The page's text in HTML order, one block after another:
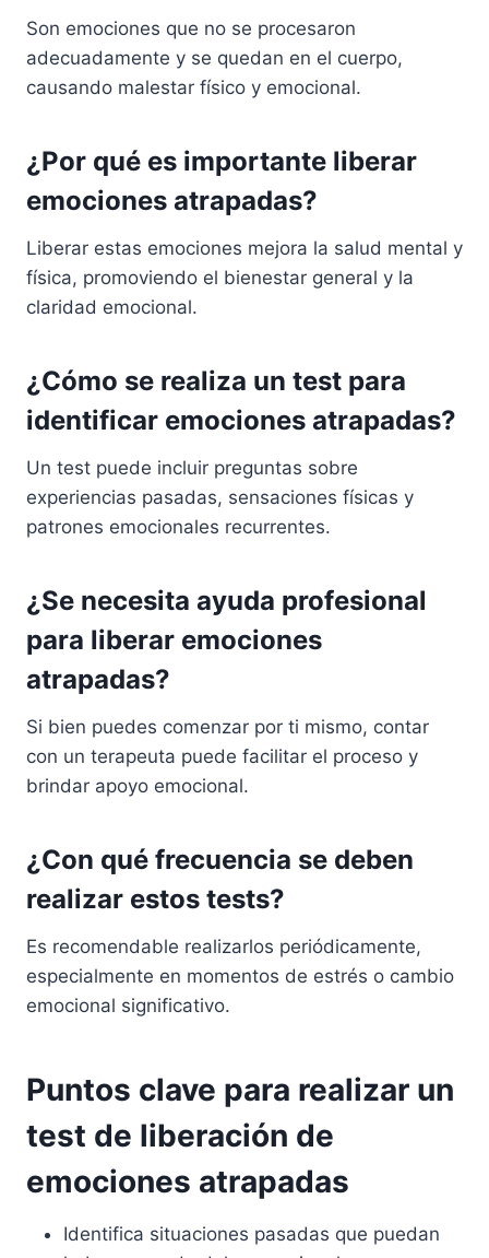
Son emociones que no se procesaron
adecuadamente y se quedan en el cuerpo,
causando malestar físico y emocional.
¿Por qué es importante liberar
emociones atrapadas?
Liberar estas emociones mejora la salud mental y
física, promoviendo el bienestar general y la
claridad emocional.
¿Cómo se realiza un test para
identificar emociones atrapadas?
Un test puede incluir preguntas sobre
experiencias pasadas, sensaciones físicas y
patrones emocionales recurrentes.
¿Se necesita ayuda profesional
para liberar emociones
atrapadas?
Si bien puedes comenzar por ti mismo, contar
con un terapeuta puede facilitar el proceso y
brindar apoyo emocional.
¿Con qué frecuencia se deben
realizar estos tests?
Es recomendable realizarlos periódicamente,
especialmente en momentos de estrés o cambio
emocional significativo.
Puntos clave para realizar un
test de liberación de
emociones atrapadas
Identifica situaciones pasadas que puedan